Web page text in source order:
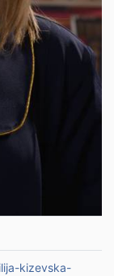
kizevska-